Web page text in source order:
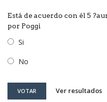
Está de acuerdo con él 5
por Poggi
Si
No
VOTAR Ver resultados